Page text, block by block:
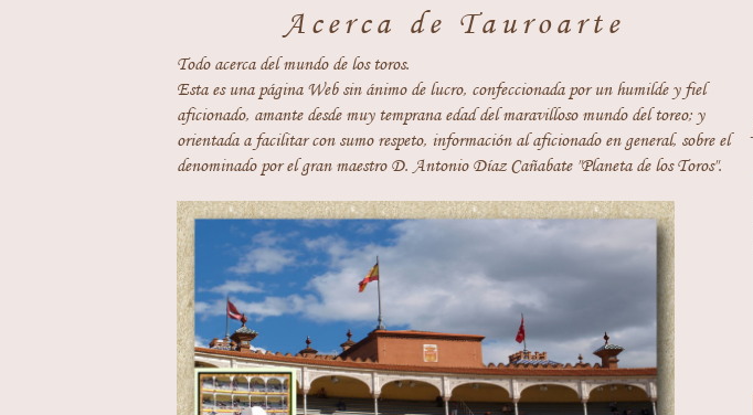
Acerca de Tauroarte
Todo acerca del mundo de los toros.
Esta es una página Web sin ánimo de lucro, confeccionada por un humilde y fiel
aficionado, amante desde muy temprana edad del maravilloso mundo del toreo; y
orientada a facilitar con sumo respeto, información al aficionado en general, sobre el
denominado por el gran maestro D. Antonio Díaz Cañabate "Planeta de los Toros".